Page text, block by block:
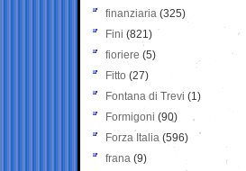
finanziaria (325)
Fini (821)
fioriere (5)
Fitto (27)
Fontana di Trevi (1)
Formigoni (90)
Forza Italia (596)
frana (9)